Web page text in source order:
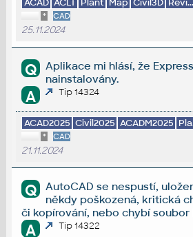
* CAD
25.11.2024
Q
Aplikace mi hlásí, že
nainstalovány.
A Tip 14324
ACAD2025 Civil2025 ACADM2025
* CAD
21.11.2024
Q
AutoCAD se nespustí,
někdy poškozená, kritická
či kopírování, nebo chybí soubor
A Tip 14322